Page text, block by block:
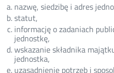
nazwę, siedzibę i adres
statut,
informację o zadaniach
jednostkę,
wskazanie składnika
jednostka,
uzasadnienie potrzeb i